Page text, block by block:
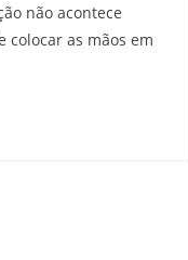
não acontece
as mãos em